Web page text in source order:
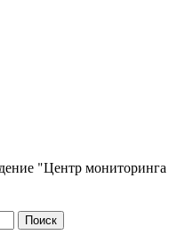
"Центр мониторинга